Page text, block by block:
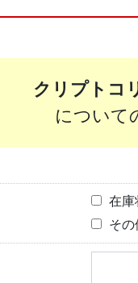
クリプトコ
について
在庫
その